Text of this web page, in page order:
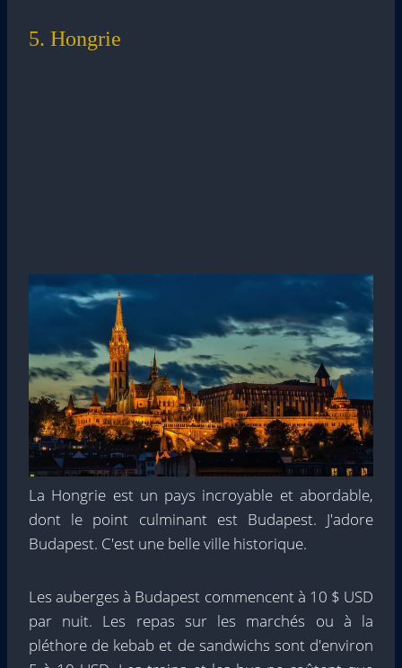
5. Hongrie
La Hongrie est un pays incroyable et abordable,
dont le point culminant est Budapest. J'adore
Budapest. C'est une belle ville historique.
Les auberges à Budapest commencent à 10 $ USD
par nuit. Les repas sur les marchés ou à la
pléthore de kebab et de sandwichs sont d'environ